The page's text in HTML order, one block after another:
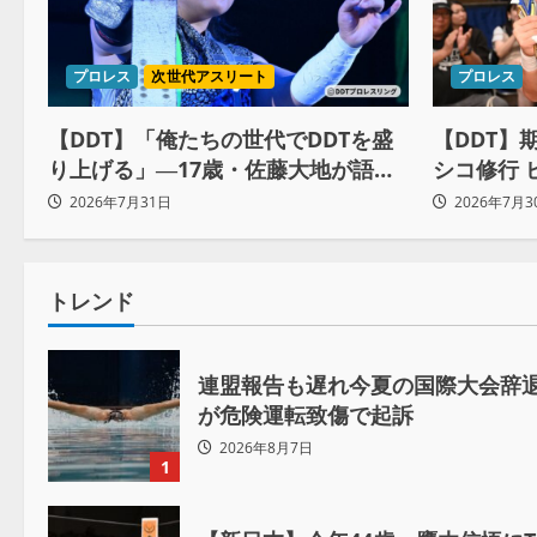
プロレス 次世代アスリート
【DDT】「俺たちの世代でDDTを盛
り上げる」―17歳・佐藤大地が語る
ユニットの絆とシングル王座への飽
2026年7月31日
プロレス
【DDT】
シコ修行
約10ヶ月
2026年7月
トレンド
1
連盟報告も遅れ今夏の国際大会辞
が危険運転致傷で起訴
2026年8月7日